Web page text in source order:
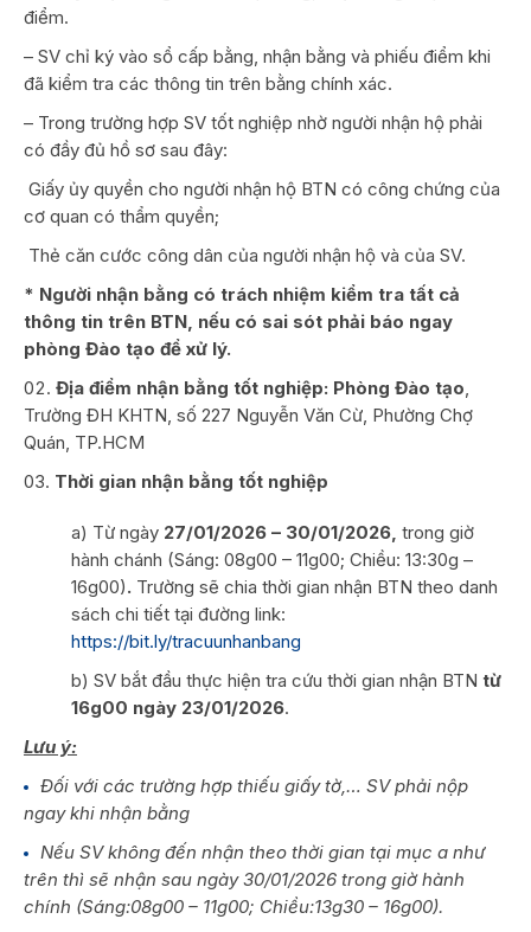
điểm.
– SV chỉ ký vào sổ cấp bằng, nhận bằng và phiếu điểm khi
đã kiểm tra các thông tin trên bằng chính xác.
– Trong trường hợp SV tốt nghiệp nhờ người nhận hộ phải
có đầy đủ hồ sơ sau đây:
­ Giấy ủy quyền cho người nhận hộ BTN có công chứng của
cơ quan có thẩm quyền;
­ Thẻ căn cước công dân của người nhận hộ và của SV.
* Người nhận bằng có trách nhiệm kiểm tra tất cả
thông tin trên BTN, nếu có sai sót phải báo ngay
phòng Đào tạo để xử lý.
Địa điểm nhận bằng tốt nghiệp: Phòng Đào tạo,
Trường ĐH KHTN, số 227 Nguyễn Văn Cừ, Phường Chợ
Quán, TP.HCM
Thời gian nhận bằng tốt nghiệp
a) Từ ngày 27/01/2026 – 30/01/2026, trong giờ
hành chánh (Sáng: 08g00 – 11g00; Chiều: 13:30g –
16g00). Trường sẽ chia thời gian nhận BTN theo danh
sách chi tiết tại đường link:
https://bit.ly/tracuunhanbang
b) SV bắt đầu thực hiện tra cứu thời gian nhận BTN từ
16g00 ngày 23/01/2026.
Lưu ý:
Đối với các trường hợp thiếu giấy tờ,… SV phải nộp
ngay khi nhận bằng
Nếu SV không đến nhận theo thời gian tại mục a như
trên thì sẽ nhận sau ngày 30/01/2026 trong giờ hành
chính (Sáng:08g00 – 11g00; Chiều:13g30 – 16g00).